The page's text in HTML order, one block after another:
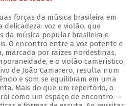
forças da música brasileira em
voz e violão, que
da música popular brasileira e
O encontro entre a voz potente e
marcada por raízes nordestinas,
e o violão camerístico,
de João Camarero, resulta num
e som se equilibram em uma
Mais do que um repertório, o
como um espaço de encontro —